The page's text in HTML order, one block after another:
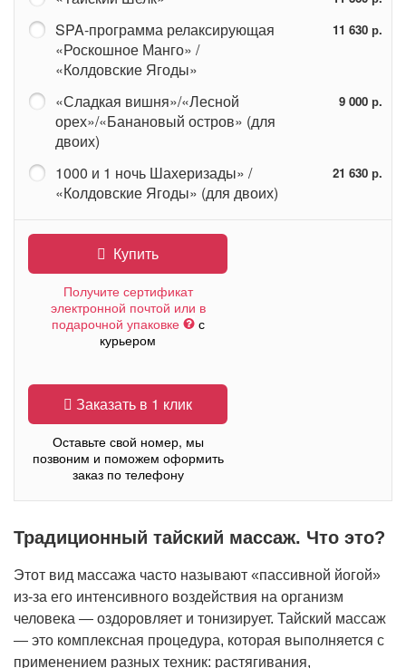
SPA-программа релаксирующая
«Роскошное Манго» /
«Колдовские Ягоды»
11 630 р.
«Сладкая вишня»/«Лесной
орех»/«Банановый остров» (для
двоих)
9 000 р.
1000 и 1 ночь Шахеризады» /
«Колдовские Ягоды» (для двоих)
21 630 р.
Купить
Получите сертификат
электронной почтой или в
подарочной упаковке
с
курьером
Заказать в 1 клик
Оставьте свой номер, мы
позвоним и поможем оформить
заказ по телефону
Традиционный тайский массаж. Что это?
Этот вид массажа часто называют «пассивной йогой»
из-за его интенсивного воздействия на организм
человека — оздоровляет и тонизирует. Тайский массаж
— это комплексная процедура, которая выполняется с
применением разных техник: растягивания,